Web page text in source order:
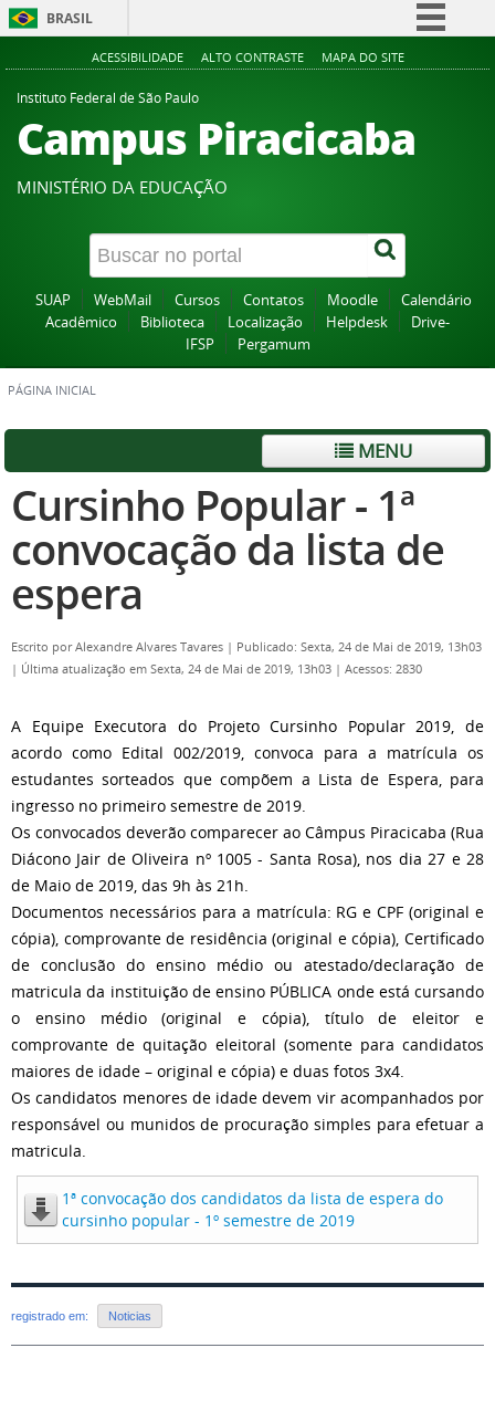
BRASIL
Simplifique!
Participe
Acesso à informação
Canais
ACESSIBILIDADE ALTO CONTRASTE MAPA DO SITE
Instituto Federal de São Paulo
Campus Piracicaba
MINISTÉRIO DA EDUCAÇÃO
SUAP WebMail Cursos Contatos Moodle
Calendário
Acadêmico
Biblioteca Localização Helpdesk
Drive-
IFSP
Pergamum
PÁGINA INICIAL
MENU
Cursinho Popular - 1ª
convocação da lista de
espera
Escrito porAlexandre Alvares Tavares | Publicado: Sexta, 24 de Mai de 2019, 13h03
| Última atualização em Sexta, 24 de Mai de 2019, 13h03 | Acessos: 2830
A Equipe Executora do Projeto Cursinho Popular 2019, de
acordo como Edital 002/2019, convoca para a matrícula os
estudantes sorteados que compõem a Lista de Espera, para
ingresso no primeiro semestre de 2019.
Os convocados deverão comparecer ao Câmpus Piracicaba (Rua
Diácono Jair de Oliveira nº 1005 - Santa Rosa), nos dia 27 e 28
de Maio de 2019, das 9h às 21h.
Documentos necessários para a matrícula: RG e CPF (original e
cópia), comprovante de residência (original e cópia), Certificado
de conclusão do ensino médio ou atestado/declaração de
matricula da instituição de ensino PÚBLICA onde está cursando
o ensino médio (original e cópia), título de eleitor e
comprovante de quitação eleitoral (somente para candidatos
maiores de idade – original e cópia) e duas fotos 3x4.
Os candidatos menores de idade devem vir acompanhados por
responsável ou munidos de procuração simples para efetuar a
matricula.
1ª convocação dos candidatos da lista de espera do
cursinho popular - 1º semestre de 2019
registrado em: Noticias